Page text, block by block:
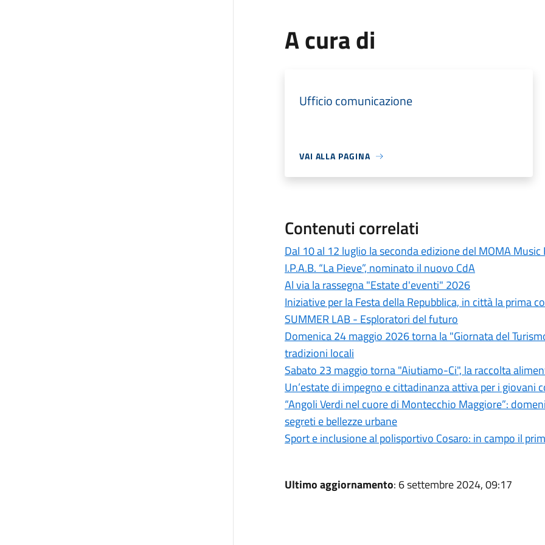
A cura di
Ufficio comunicazione
VAI ALLA PAGINA
Contenuti correlati
Dal 10 al 12 luglio la seconda edizione del MOMA Music
I.P.A.B. “La Pieve”, nominato il nuovo CdA
Al via la rassegna "Estate d'eventi" 2026
Iniziative per la Festa della Repubblica, in città la prima
SUMMER LAB - Esploratori del futuro
Domenica 24 maggio 2026 torna la "Giornata del
tradizioni locali
Sabato 23 maggio torna "Aiutiamo-Ci", la raccolta
Un’estate di impegno e cittadinanza attiva per i giovani
“Angoli Verdi nel cuore di Montecchio Maggiore”:
segreti e bellezze urbane
Sport e inclusione al polisportivo Cosaro: in campo il
Ultimo aggiornamento: 6 settembre 2024, 09:17